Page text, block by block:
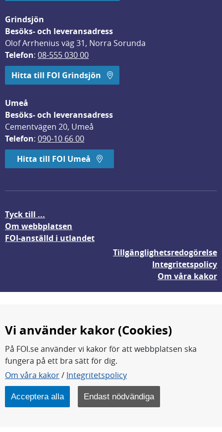
Grindsjön
Besöks- och leveransadress
Olof Arrhenius väg 31, Norra Sorunda
Telefon: 08-555 030 00
Hitta till FOI Grindsjön
Umeå
Besöks- och leveransadress
Cementvägen 20, Umeå
Telefon: 090-10 66 00
Hitta till FOI Umeå
Tyck till ...
Om webbplatsen
FOI-anställd i utlandet
Tillgänglighetsredogörelse
Integritetspolicy
Om våra kakor
FOI forskar för en säkrare värld.
FOI:s kärnverksamhet är forskning, metod- och
teknikutveckling samt analyser och studier.
Myndigheten ligger under Försvarsdepartementet.
Vi använder kakor (Cookies)
På FOI.se använder vi kakor för att webbplatsen ska
fungera på ett bra sätt för dig.
Om våra kakor/ Integritetspolicy
Acceptera alla Endast nödvändiga